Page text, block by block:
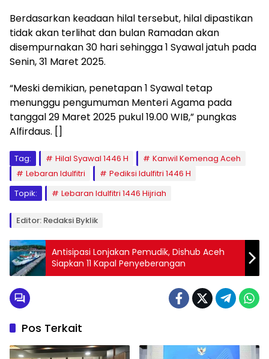
Berdasarkan keadaan hilal tersebut, hilal dipastikan
tidak akan terlihat dan bulan Ramadan akan
disempurnakan 30 hari sehingga 1 Syawal jatuh pada
Senin, 31 Maret 2025.
“Meski demikian, penetapan 1 Syawal tetap
menunggu pengumuman Menteri Agama pada
tanggal 29 Maret 2025 pukul 19.00 WIB,” pungkas
Alfirdaus. []
Tag: Hilal Syawal 1446 H
Kanwil Kemenag Aceh
Lebaran Idulfitri
Pediksi Idulfitri 1446 H
Topik:
Lebaran Idulfitri 1446 Hijriah
Editor: Redaksi Byklik
Antisipasi Lonjakan Pemudik, Dishub Aceh
Siapkan 11 Kapal Penyeberangan
Pos Terkait